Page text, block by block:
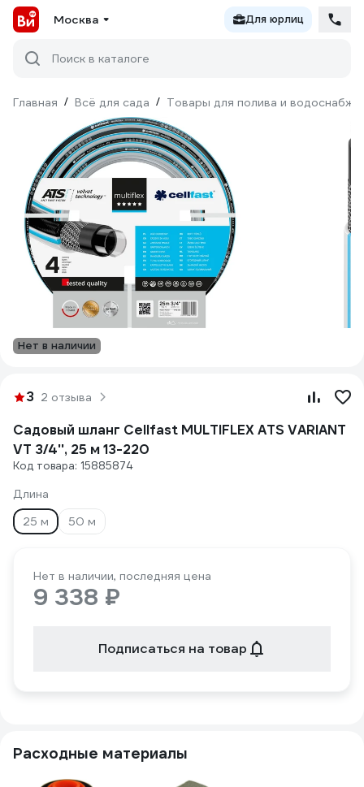
Москва Для юрлиц
Поиск в каталоге
Главная / Всё для сада / Товары для полива и
Нет в наличии
3 2 отзыва
Садовый шланг Cellfast MULTIFLEX ATS VARIANT
VT 3/4'', 25 м 13-220
Код товара: 15885874
Длина
25 м
50 м
Нет в наличии, последняя цена
9 338 ₽
Подписаться на товар
Расходные материалы